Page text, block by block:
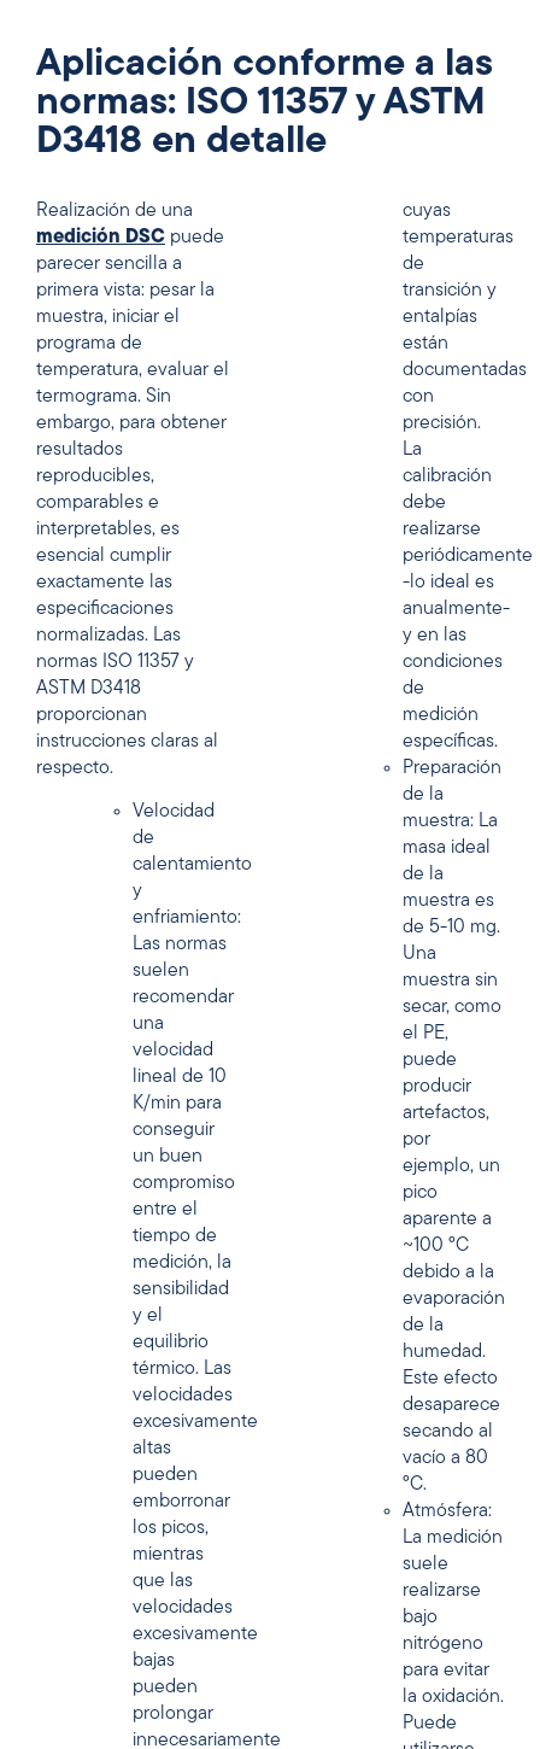
Aplicación conforme a las
normas: ISO 11357 y ASTM
D3418 en detalle
Realización de una
medición DSC puede
parecer sencilla a
primera vista: pesar la
muestra, iniciar el
programa de
temperatura, evaluar el
termograma. Sin
embargo, para obtener
resultados
reproducibles,
comparables e
interpretables, es
esencial cumplir
exactamente las
especificaciones
normalizadas. Las
normas ISO 11357 y
ASTM D3418
proporcionan
instrucciones claras al
respecto.
Velocidad
de
calentamiento
y
enfriamiento:
Las normas
suelen
recomendar
una
velocidad
lineal de 10
K/min para
conseguir
un buen
compromiso
entre el
tiempo de
medición, la
sensibilidad
y el
equilibrio
térmico. Las
velocidades
excesivamente
altas
pueden
emborronar
los picos,
mientras
que las
velocidades
excesivamente
bajas
pueden
prolongar
innecesariamente
cuyas
temperaturas
de
transición y
entalpías
están
documentadas
con
precisión.
La
calibración
debe
realizarse
periódicamente
-lo ideal es
anualmente-
y en las
condiciones
de
medición
específicas.
Preparación
de la
muestra: La
masa ideal
de la
muestra es
de 5-10 mg.
Una
muestra sin
secar, como
el PE,
puede
producir
artefactos,
por
ejemplo, un
pico
aparente a
~100 °C
debido a la
evaporación
de la
humedad.
Este efecto
desaparece
secando al
vacío a 80
°C.
Atmósfera:
La medición
suele
realizarse
bajo
nitrógeno
para evitar
la oxidación.
Puede